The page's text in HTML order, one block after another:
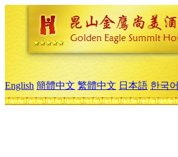
English 簡體中文 繁體中文 日本語 한국어